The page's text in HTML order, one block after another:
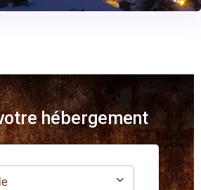
hébergement